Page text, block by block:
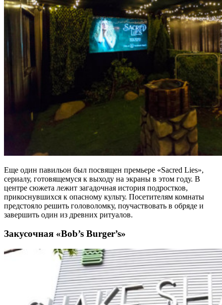
Еще один павильон был посвящен премьере «Sacred Lies»,
сериалу, готовящемуся к выходу на экраны в этом году. В
центре сюжета лежит загадочная история подростков,
прикоснувшихся к опасному культу. Посетителям комнаты
предстояло решить головоломку, поучаствовать в обряде и
завершить один из древних ритуалов.
Закусочная «Bob’s Burger’s»